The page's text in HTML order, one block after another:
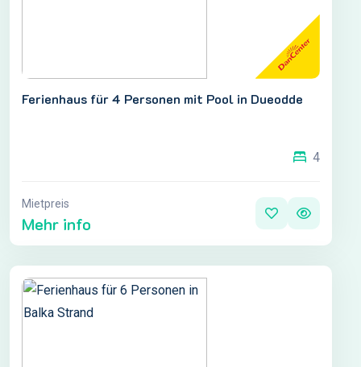
Ferienhaus für 4 Personen mit Pool in Dueodde
4
Mietpreis
Mehr info